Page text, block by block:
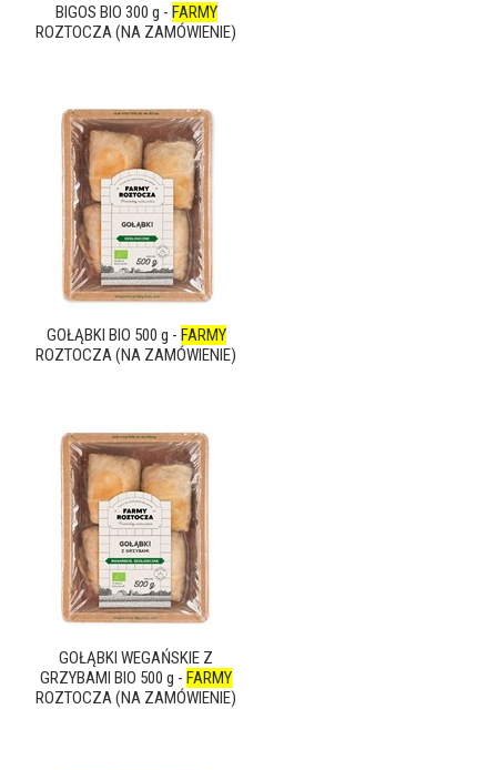
BIGOS BIO 300 g - FARMY
ROZTOCZA (NA ZAMÓWIENIE)
GOŁĄBKI BIO 500 g - FARMY
ROZTOCZA (NA ZAMÓWIENIE)
GOŁĄBKI WEGAŃSKIE Z
GRZYBAMI BIO 500 g - FARMY
ROZTOCZA (NA ZAMÓWIENIE)